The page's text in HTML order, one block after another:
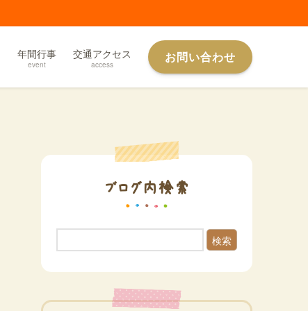
年間行事
event
交通アクセス
access お問い合わせ
ブログ内検索
検索